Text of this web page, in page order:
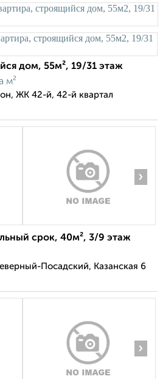
дом, 55м², 19/31 этаж
м²
ЖК 42-й, 42-й квартал
›
срок, 40м², 3/9 этаж
Посадский, Казанская 6
›